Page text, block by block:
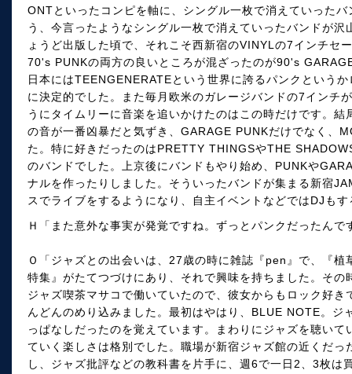
ONTといったコンピを軸に、シングル一枚で消えていった
う、今言ったようなシングル一枚で消えていったバンドが
ょうど出版した頃で、それこそ西新宿のVINYLの7インチセ
70's PUNKの両方の良いところが混ざったのが90's
日本にはTEENGENERATEという世界に誇るパンクという
に決定的でした。また毎月欧米のガレージバンドの7インチ
うにタイムリーに音楽を追いかけたのはこの時だけです。
の音が一番凶暴だと気ずき、GARAGE PUNKだけでなく、
た。特に好きだったのはPRETTY THINGSやTHE
のバンドでした。上京後にバンドもやり始め、PUNKや
ナルを作ったりしました。そういったバンドが集まる新宿
スでライブをするようになり、自主イベントなどではDJも
Ｈ「また意外な事実が発覚ですね。ずっとパンクだったん
Ｏ「ジャズとの出会いは、27歳の時に雑誌『pen』で、『
特集』がたてつづけにあり、それで興味を持ちました。そ
ジャズ喫茶マサコで働いていたので、彼女からもロック好
んどんのめり込みました。最初はやはり、BLUE NOTE。ジ
っぱなしだったのを覚えています。まわりにジャズを聴い
ていく楽しさは格別でした。職場が新宿ジャズ館の近くだ
し、ジャズ批評などの教科書を片手に、週6で一日2、3枚は